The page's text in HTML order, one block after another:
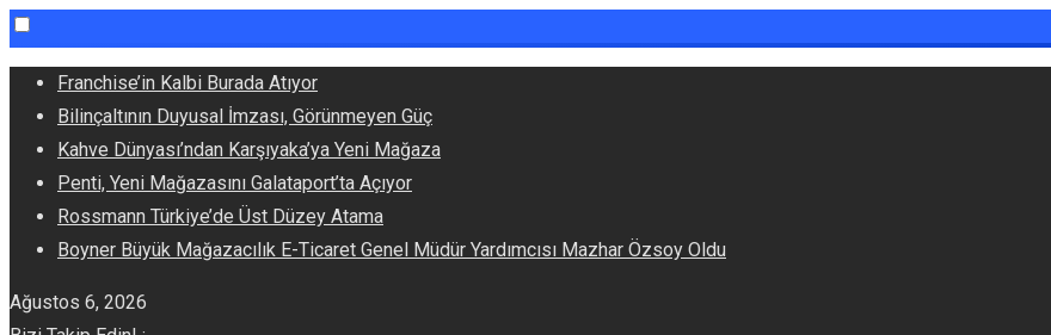
Skip
content
Franchise’in Kalbi Burada Atıyor
Bilinçaltının Duyusal İmzası, Görünmeyen Güç
Kahve Dünyası’ndan Karşıyaka’ya Yeni Mağaza
Penti, Yeni Mağazasını Galataport’ta Açıyor
Rossmann Türkiye’de Üst Düzey Atama
Boyner Büyük Mağazacılık E-Ticaret Genel Müdür Yardımcısı Mazhar Özsoy Oldu
Ağustos 6, 2026